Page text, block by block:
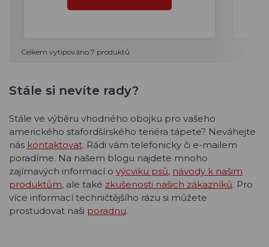
Celkem vytipováno 7 produktů
Stále si nevíte rady?
Stále ve výběru vhodného obojku pro vašeho
amerického stafordšírského teriéra tápete? Neváhejte
nás kontaktovat. Rádi vám telefonicky či e-mailem
poradíme. Na našem blogu najdete mnoho
zajímavých informací o výcviku psů, návody k našim
produktům, ale také zkušenosti našich zákazníků. Pro
více informací techničtějšího rázu si můžete
prostudovat naši poradnu.